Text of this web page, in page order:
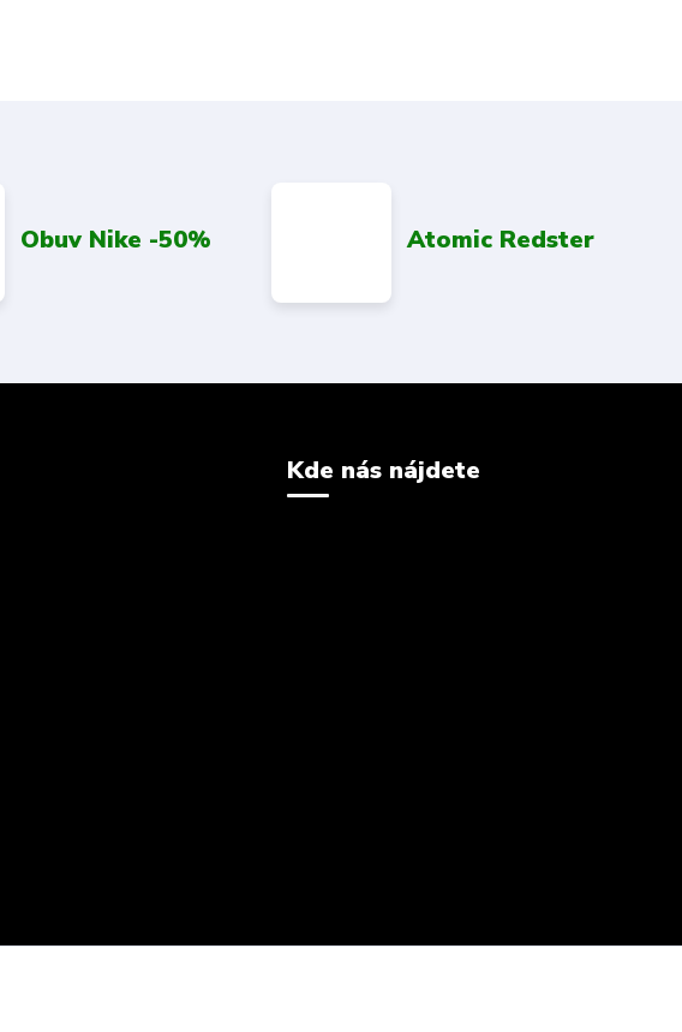
Obuv Nike -50% Atomic Redster
Kde nás nájdete